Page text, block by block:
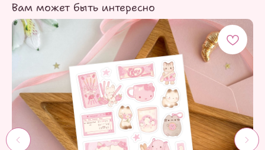
Вам может быть интересно